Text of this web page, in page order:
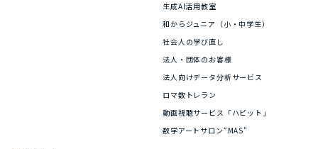
生成AI活用教室
和からジュニア（小・中学生）
社会人の学び直し
法人・団体のお客様
法人向けデータ分析サービス
ロマ数トレラン
動画視聴サービス「ハビット」
数学アートサロン“MAS”